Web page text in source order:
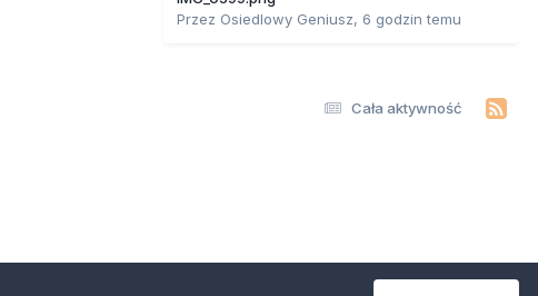
Przez Osiedlowy Geniusz, 6 godzin temu
Cała aktywność